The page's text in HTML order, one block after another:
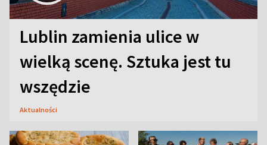
Lublin zamienia ulice w
wielką scenę. Sztuka jest tu
wszędzie
Aktualności